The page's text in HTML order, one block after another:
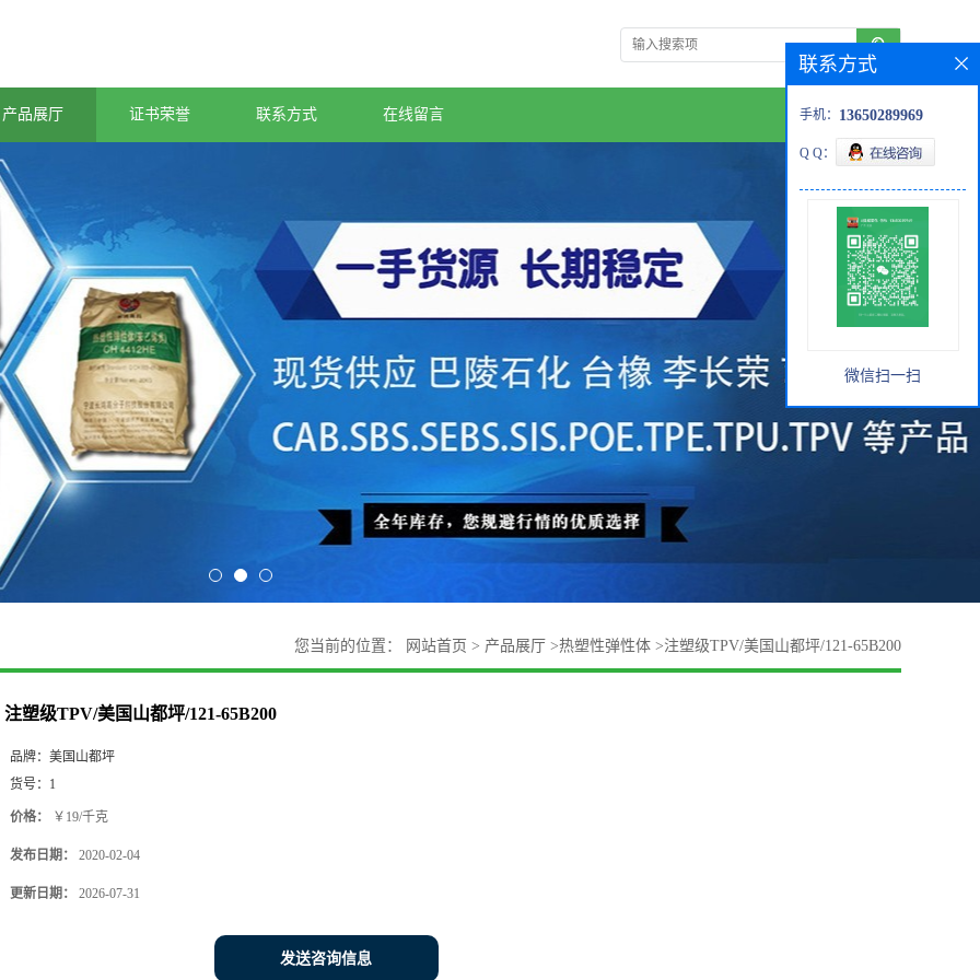
产品展厅 证书荣誉 联系方式 在线留言
您当前的位置： 网站首页 > 产品展厅 >热塑性弹性体 >注塑级TPV/美国山都坪/121-65B200
注塑级TPV/美国山都坪/121-65B200
品牌： 美国山都坪
货号： 1
价格： ￥19/千克
发布日期： 2020-02-04
更新日期： 2026-07-31
发送咨询信息
联系方式
手机： 13650289969
Q Q：
微信扫一扫